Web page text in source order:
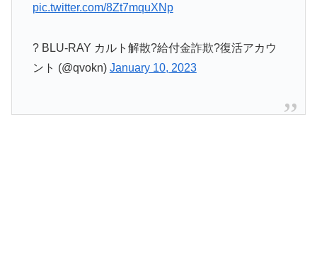
pic.twitter.com/8Zt7mquXNp
? BLU-RAY カルト解散?給付金詐欺?復活アカウ
ント (@qvokn) January 10, 2023